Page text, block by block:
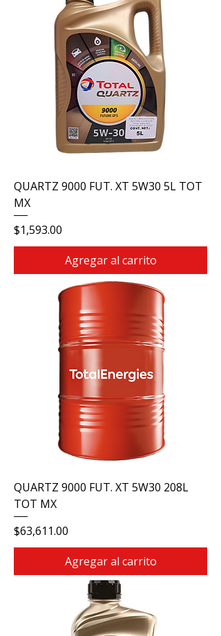
QUARTZ 9000 FUT. XT 5W30 5L TOT
MX
Precio
$1,593.00
Agregar al carrito
QUARTZ 9000 FUT. XT 5W30 208L
TOT MX
Precio
$63,611.00
Agregar al carrito